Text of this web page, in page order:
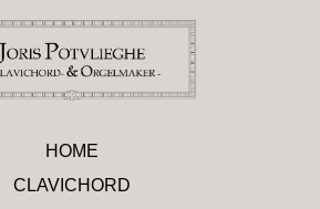
HOME
CLAVICHORD